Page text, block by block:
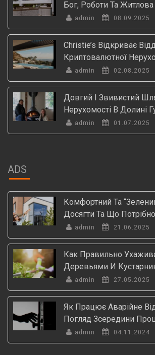
Бог, Роботи Та
admin 08.09.2025
Christie’s Відкриває
Криптовалютної
admin 02.08.2025
Довгий І Звивистий
Нерухомості В Долині
admin 01.07.2025
ADS
Комфортний Та
Досягти Та Що Потрібно
admin 21.06.2025
Как Правильно
Деревьями И
admin 27.05.2025
Як Працює Аварійне
Погляд Зсередини
admin 04.11.2024